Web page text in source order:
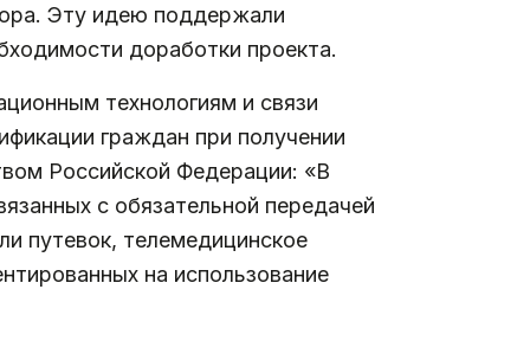
Эту идею поддержали
доработки проекта.
технологиям и связи
граждан при получении
Российской Федерации: «В
с обязательной передачей
путевок, телемедицинское
на использование